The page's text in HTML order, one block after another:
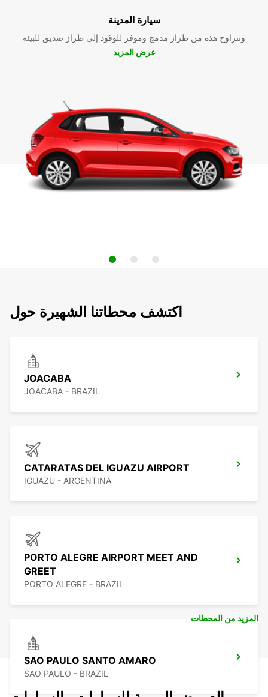
سيارة المدينة
وتتراوح هذه من طراز مدمج وموفر للوقود إلى طراز صديق للبيئة
عرض المزيد
اكتشف محطاتنا الشهيرة حول
JOACABA
JOACABA - BRAZIL
CATARATAS DEL IGUAZU AIRPORT
IGUAZU - ARGENTINA
PORTO ALEGRE AIRPORT MEET AND
GREET
PORTO ALEGRE - BRAZIL
SAO PAULO SANTO AMARO
SAO PAULO - BRAZIL
المزيد من المحطات